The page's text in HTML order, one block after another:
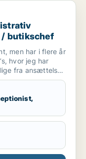
/
/ butikschef
men har i flere år
hvor jeg har
fra ansættelse
tænke mig via
på kontor,
at gøre